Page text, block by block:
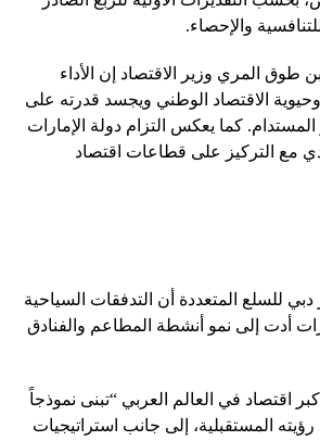
والإحصاء.
طوق المري وزير الاقتصاد إن الأداء
وحيوية الاقتصاد الوطني ويجسد قدرته على
كما يعكس التزام دولة الإمارات
مع التركيز على قطاعات اقتصاد
للسلع المتعددة أن التدفقات السياحية
أدت إلى نمو أنشطة المطاعم والفنادق
اقتصاد في العالم العربي “تبنى نموذجاً
رؤيته المستقبلية، إلى جانب استراتيجيات